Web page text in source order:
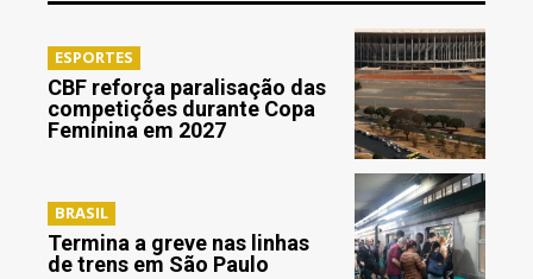
ESPORTES
CBF reforça paralisação das
competições durante Copa
Feminina em 2027
BRASIL
Termina a greve nas linhas
de trens em São Paulo